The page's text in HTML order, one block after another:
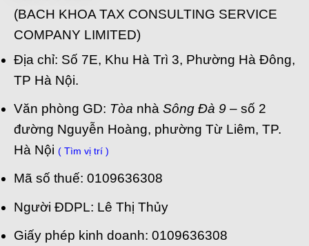
(BACH KHOA TAX CONSULTING SERVICE
COMPANY LIMITED)
Địa chỉ: Số 7E, Khu Hà Trì 3, Phường Hà Đông,
TP Hà Nội.
Văn phòng GD: Tòa nhà Sông Đà 9 – số 2
đường Nguyễn Hoàng, phường Từ Liêm, TP.
Hà Nội ( Tìm vị trí )
Mã số thuế: 0109636308
Người ĐDPL: Lê Thị Thủy
Giấy phép kinh doanh: 0109636308